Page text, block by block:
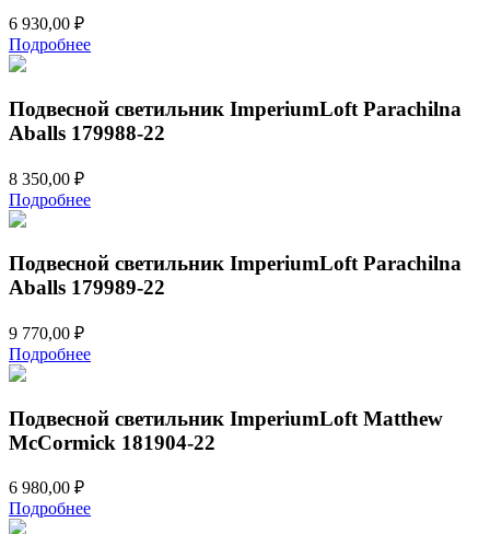
6 930,00 ₽
Подробнее
Подвесной светильник ImperiumLoft Parachilna
Aballs 179988-22
8 350,00 ₽
Подробнее
Подвесной светильник ImperiumLoft Parachilna
Aballs 179989-22
9 770,00 ₽
Подробнее
Подвесной светильник ImperiumLoft Matthew
McCormick 181904-22
6 980,00 ₽
Подробнее